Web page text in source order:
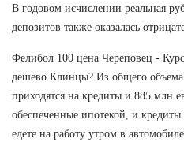
В годовом исчислении реальная
депозитов также оказалась
Фелибол 100 цена Череповец -
дешево Клинцы? Из общего
приходятся на кредиты и 885 млн
обеспеченные ипотекой, и
едете на работу утром в